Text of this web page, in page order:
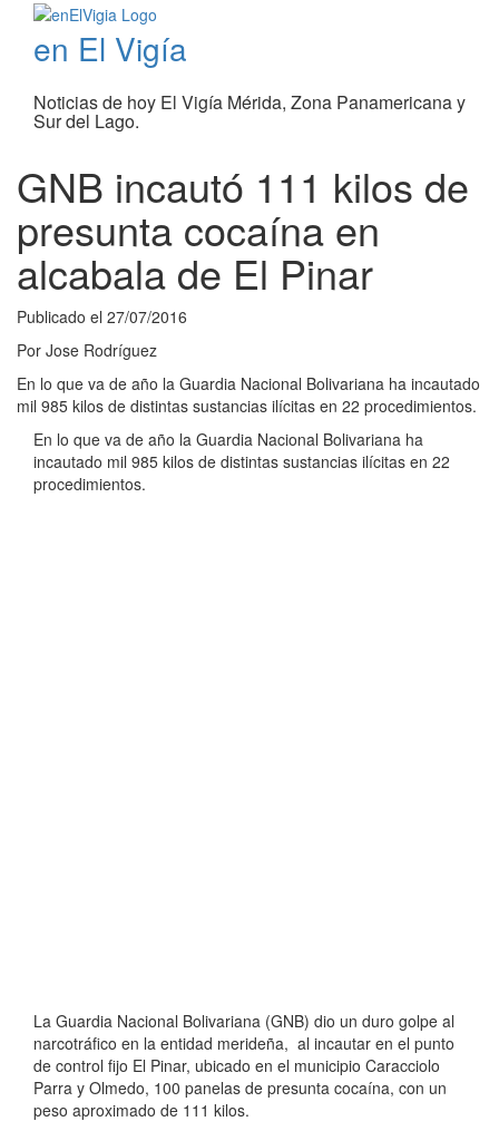
en El Vigía
Noticias de hoy El Vigía Mérida, Zona Panamericana y
Sur del Lago.
GNB incautó 111 kilos de
presunta cocaína en
alcabala de El Pinar
Publicado el 27/07/2016
Por Jose Rodríguez
En lo que va de año la Guardia Nacional Bolivariana ha incautado
mil 985 kilos de distintas sustancias ilícitas en 22 procedimientos.
En lo que va de año la Guardia Nacional Bolivariana ha
incautado mil 985 kilos de distintas sustancias ilícitas en 22
procedimientos.
La Guardia Nacional Bolivariana (GNB) dio un duro golpe al
narcotráfico en la entidad merideña, al incautar en el punto
de control fijo El Pinar, ubicado en el municipio Caracciolo
Parra y Olmedo, 100 panelas de presunta cocaína, con un
peso aproximado de 111 kilos.